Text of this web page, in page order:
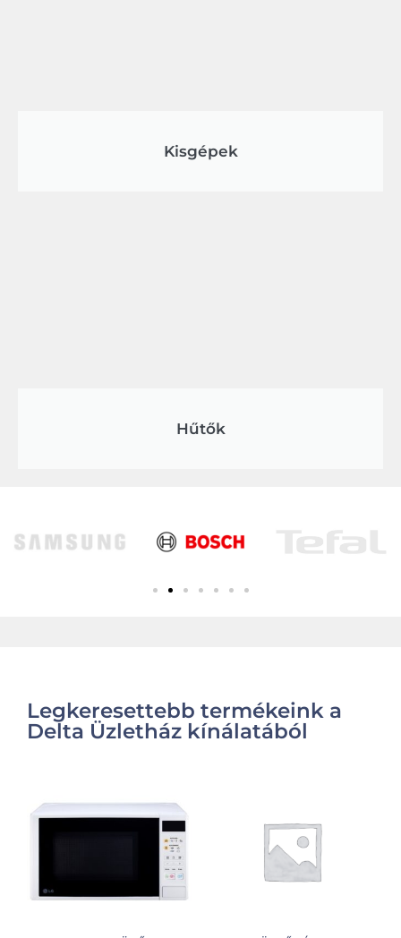
Kisgépek
Hűtők
Legkeresettebb termékeink a
Delta Üzletház kínálatából